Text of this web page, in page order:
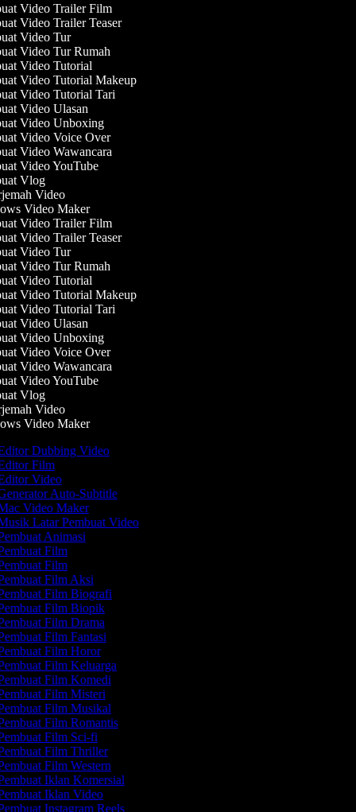
Video Trailer Film
Video Trailer Teaser
Video Tur
Video Tur Rumah
Video Tutorial
Video Tutorial Makeup
Video Tutorial Tari
Video Ulasan
Video Unboxing
Video Voice Over
Video Wawancara
Video YouTube
Vlog
Video
Video Maker
Video Trailer Film
Video Trailer Teaser
Video Tur
Video Tur Rumah
Video Tutorial
Video Tutorial Makeup
Video Tutorial Tari
Video Ulasan
Video Unboxing
Video Voice Over
Video Wawancara
Video YouTube
Vlog
Video
Video Maker
Dubbing Video
Film
Video
Auto-Subtitle
Video Maker
Latar Pembuat Video
Animasi
Film
Film
Film Aksi
Film Biografi
Film Biopik
Film Drama
Film Fantasi
Film Horor
Film Keluarga
Film Komedi
Film Misteri
Film Musikal
Film Romantis
Film Sci-fi
Film Thriller
Film Western
Iklan Komersial
Iklan Video
Instagram Reels